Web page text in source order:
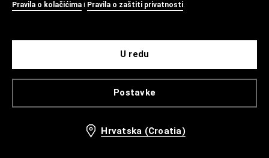
Pravila o kolačićima i Pravila o zaštiti privatnosti.
Postavke
U redu
Hrvatska (Croatia)